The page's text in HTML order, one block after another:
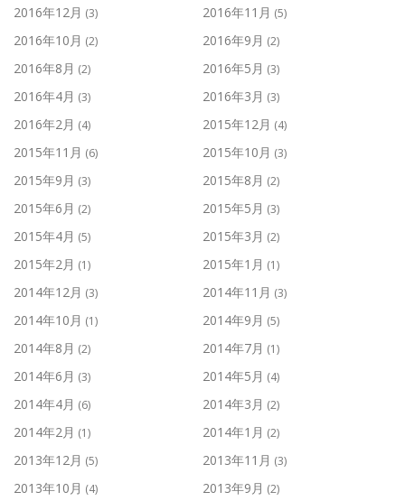
2016年12月 (3) 2016年11月 (5)
2016年10月 (2) 2016年9月 (2)
2016年8月 (2) 2016年5月 (3)
2016年4月 (3) 2016年3月 (3)
2016年2月 (4) 2015年12月 (4)
2015年11月 (6) 2015年10月 (3)
2015年9月 (3) 2015年8月 (2)
2015年6月 (2) 2015年5月 (3)
2015年4月 (5) 2015年3月 (2)
2015年2月 (1) 2015年1月 (1)
2014年12月 (3) 2014年11月 (3)
2014年10月 (1) 2014年9月 (5)
2014年8月 (2) 2014年7月 (1)
2014年6月 (3) 2014年5月 (4)
2014年4月 (6) 2014年3月 (2)
2014年2月 (1) 2014年1月 (2)
2013年12月 (5) 2013年11月 (3)
2013年10月 (4) 2013年9月 (2)